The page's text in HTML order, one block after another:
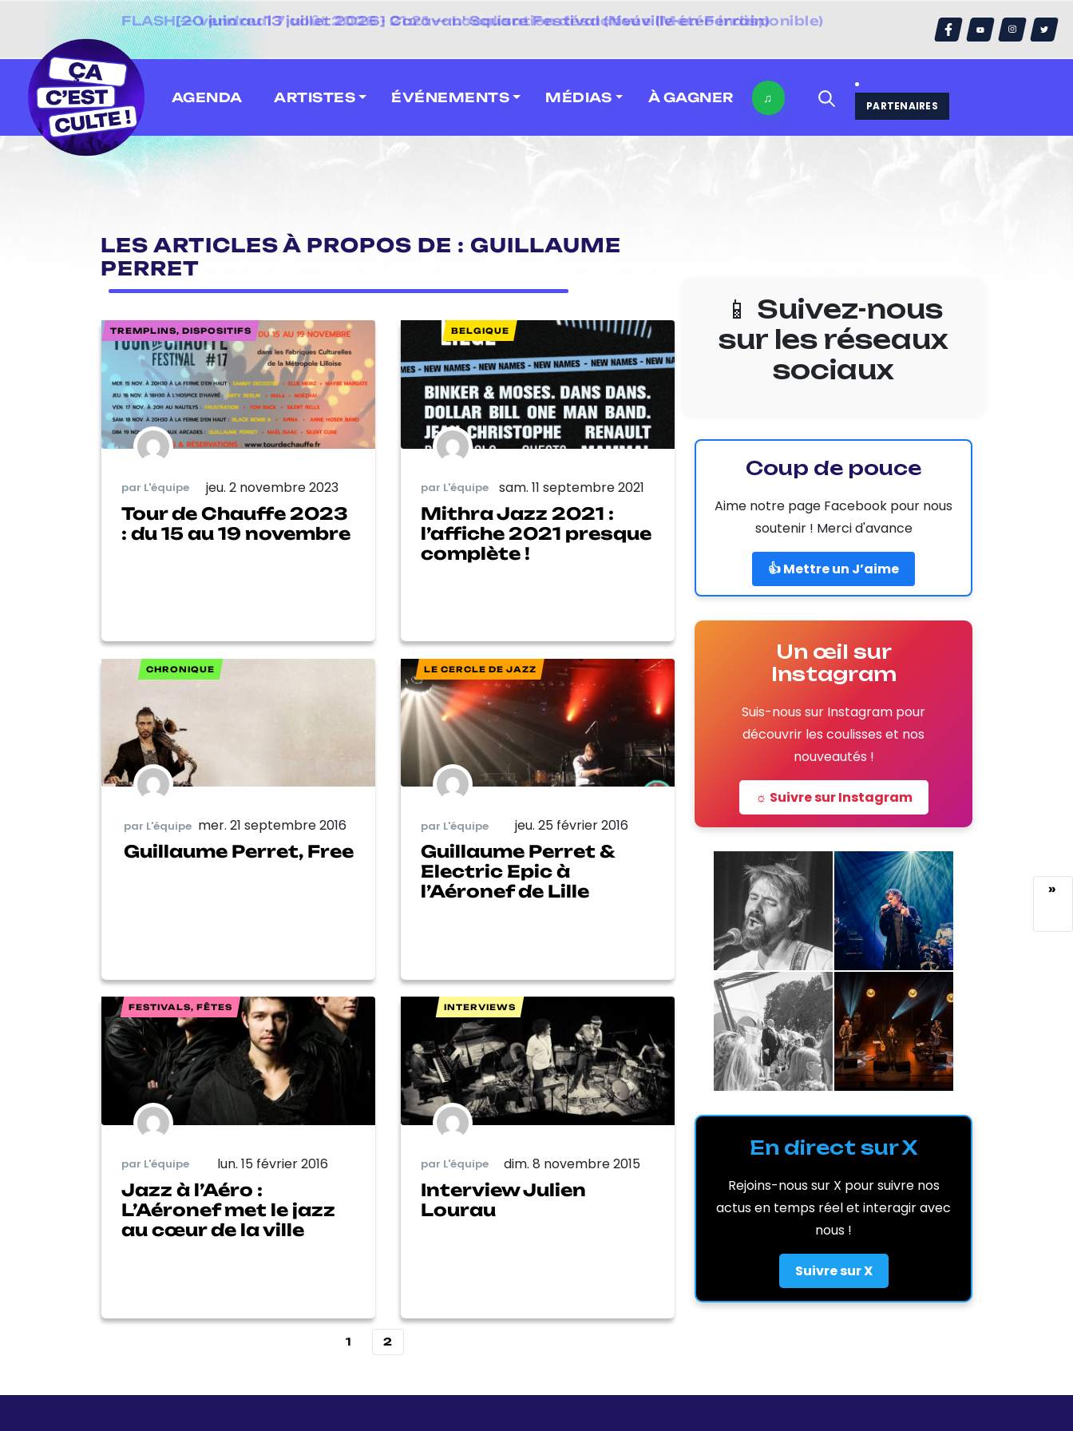
[20 juin au 13 juillet 2026] Caravan' Square Festival (Neuville-en-Ferrain)
AGENDA ARTISTES ÉVÉNEMENTS MÉDIAS À GAGNER ♫
PARTENAIRES
LES ARTICLES À PROPOS DE : GUILLAUME
PERRET
TREMPLINS, DISPOSITIFS
par L'équipe jeu. 2 novembre 2023
Tour de Chauffe 2023
: du 15 au 19 novembre
BELGIQUE
par L'équipe sam. 11 septembre 2021
Mithra Jazz 2021 :
l’affiche 2021 presque
complète !
CHRONIQUE
par L'équipe mer. 21 septembre 2016
Guillaume Perret, Free
LE CERCLE DE JAZZ
par L'équipe jeu. 25 février 2016
Guillaume Perret &
Electric Epic à
l’Aéronef de Lille
FESTIVALS, FÊTES
par L'équipe lun. 15 février 2016
Jazz à l’Aéro :
L’Aéronef met le jazz
au cœur de la ville
INTERVIEWS
par L'équipe dim. 8 novembre 2015
Interview Julien
Lourau
1 2
»
📱 Suivez-nous
sur les réseaux
sociaux
Coup de pouce
Aime notre page Facebook pour nous
soutenir ! Merci d'avance
👍 Mettre un J’aime
Un œil sur
Instagram
Suis-nous sur Instagram pour
découvrir les coulisses et nos
nouveautés !
☼ Suivre sur Instagram
En direct sur X
Rejoins-nous sur X pour suivre nos
actus en temps réel et interagir avec
nous !
Suivre sur X